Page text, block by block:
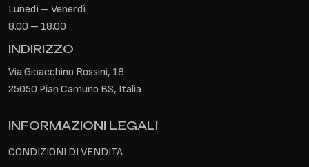
Lunedì – Venerdì
8.00 – 18.00
INDIRIZZO
Via Gioacchino Rossini, 18
25050 Pian Camuno BS, Italia
INFORMAZIONI LEGALI
CONDIZIONI DI VENDITA